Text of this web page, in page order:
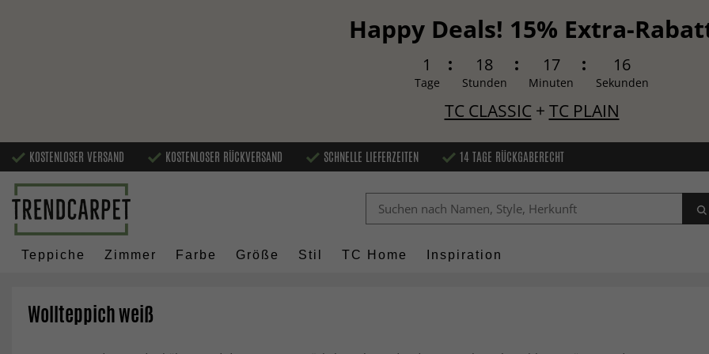
Happy Deals! 15% Extra-
1
Tage
18
Stunden
17
Minuten
15
Sekunden
TC CLASSIC+ TC PLAIN
KOSTENLOSER VERSAND KOSTENLOSER RÜCKVERSAND SCHNELLE LIEFERZEITEN 14 TAGE RÜCKGABERECHT
Teppiche Zimmer Farbe Größe Stil TC Home Inspiration
Wollteppich weiß